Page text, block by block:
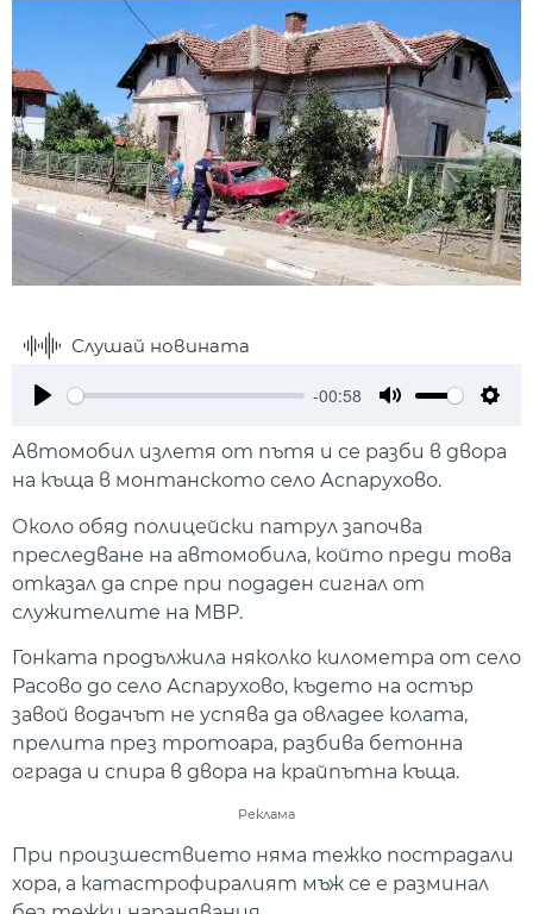
Слушай новината
-00:58
Автомобил излетя от пътя и се разби в двора
на къща в монтанското село Аспарухово.
Около обяд полицейски патрул започва
преследване на автомобила, който преди това
отказал да спре при подаден сигнал от
служителите на МВР.
Гонката продължила няколко километра от село
Расово до село Аспарухово, където на остър
завой водачът не успява да овладее колата,
прелита през тротоара, разбива бетонна
ограда и спира в двора на крайпътна къща.
Реклама
При произшествието няма тежко пострадали
хора, а катастрофиралият мъж се е разминал